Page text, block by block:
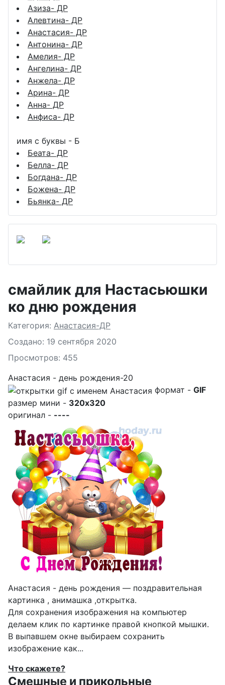
Азиза- ДР
Алевтина- ДР
Анастасия- ДР
Антонина- ДР
Амелия- ДР
Ангелина- ДР
Анжела- ДР
Арина- ДР
Анна- ДР
Анфиса- ДР
имя с буквы - Б
Беата- ДР
Белла- ДР
Богдана- ДР
Божена- ДР
Бьянка- ДР
смайлик для Настасьюшки
ко дню рождения
Подробности
Категория: Анастасия-ДР
Создано: 19 сентября 2020
Просмотров: 455
Анастасия - день рождения-20
формат - GIF
размер мини - 320x320
оригинал - ----
Анастасия - день рождения — поздравительная
картинка , анимашка ,открытка.
Для сохранения изображения на компьютер
делаем клик по картинке правой кнопкой мышки.
В выпавшем окне выбираем сохранить
изображение как...
Что скажете?
Смешные и прикольные